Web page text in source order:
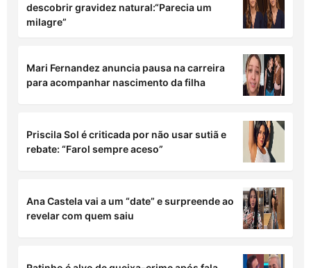
descobrir gravidez natural:“Parecia um
milagre”
Mari Fernandez anuncia pausa na carreira
para acompanhar nascimento da filha
Priscila Sol é criticada por não usar sutiã e
rebate: “Farol sempre aceso”
Ana Castela vai a um “date” e surpreende ao
revelar com quem saiu